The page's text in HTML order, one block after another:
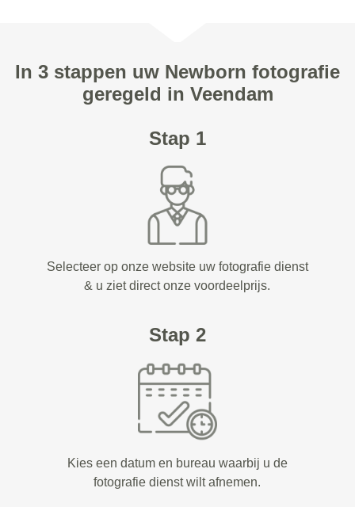
In 3 stappen uw Newborn fotografie
geregeld in Veendam
Stap 1
Selecteer op onze website uw fotografie dienst
& u ziet direct onze voordeelprijs.
Stap 2
Kies een datum en bureau waarbij u de
fotografie dienst wilt afnemen.